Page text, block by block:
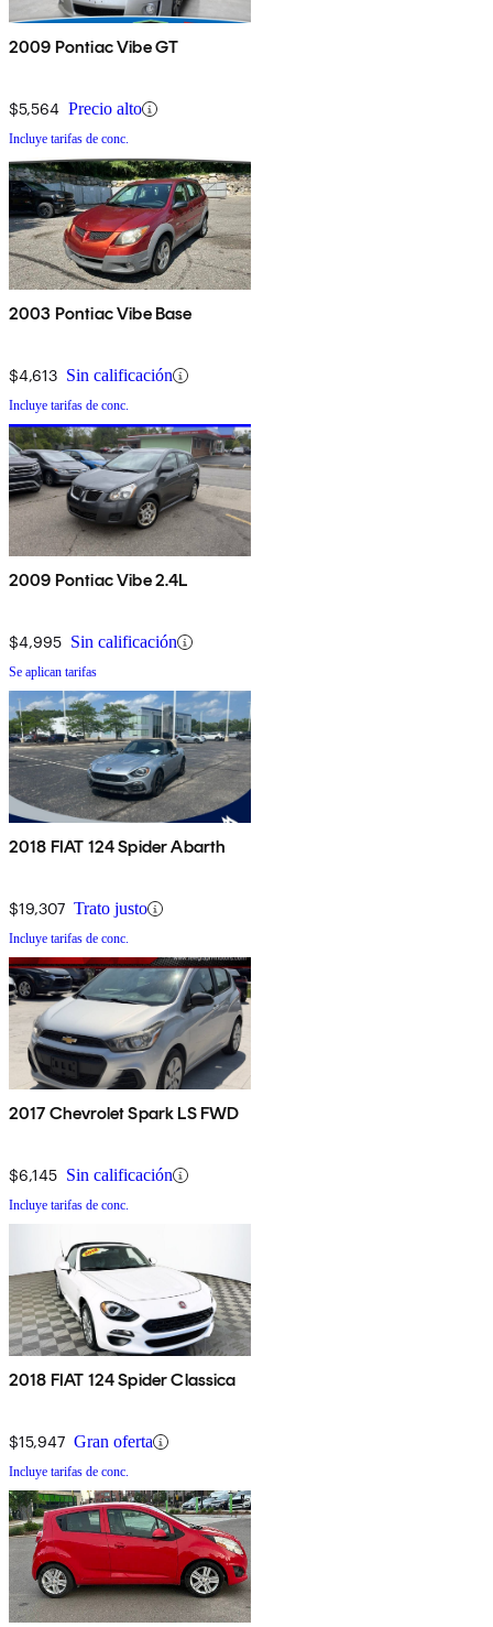
2009 Pontiac Vibe GT
$5,564 Precio alto
Incluye tarifas de conc.
2003 Pontiac Vibe Base
$4,613 Sin calificación
Incluye tarifas de conc.
2009 Pontiac Vibe 2.4L
$4,995 Sin calificación
Se aplican tarifas
2018 FIAT 124 Spider Abarth
$19,307 Trato justo
Incluye tarifas de conc.
2017 Chevrolet Spark LS FWD
$6,145 Sin calificación
Incluye tarifas de conc.
2018 FIAT 124 Spider Classica
$15,947 Gran oferta
Incluye tarifas de conc.